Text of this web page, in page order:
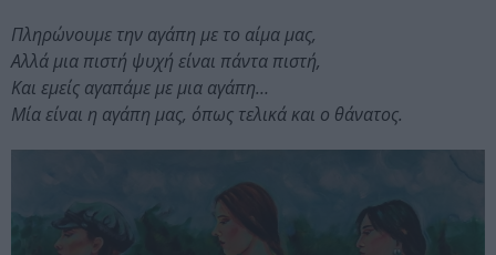
Πληρώνουμε την αγάπη με το αίμα μας,
Αλλά μια πιστή ψυχή είναι πάντα πιστή,
Και εμείς αγαπάμε με μια αγάπη…
Μία είναι η αγάπη μας, όπως τελικά και ο θάνατος.